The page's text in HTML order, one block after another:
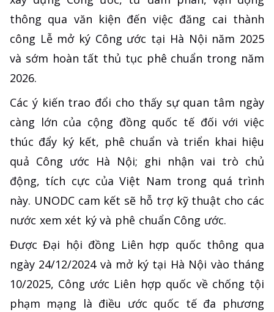
thông qua văn kiện đến việc đăng cai thành
công Lễ mở ký Công ước tại Hà Nội năm 2025
và sớm hoàn tất thủ tục phê chuẩn trong năm
2026.
Các ý kiến trao đổi cho thấy sự quan tâm ngày
càng lớn của cộng đồng quốc tế đối với việc
thúc đẩy ký kết, phê chuẩn và triển khai hiệu
quả Công ước Hà Nội; ghi nhận vai trò chủ
động, tích cực của Việt Nam trong quá trình
này. UNODC cam kết sẽ hỗ trợ kỹ thuật cho các
nước xem xét ký và phê chuẩn Công ước.
Được Đại hội đồng Liên hợp quốc thông qua
ngày 24/12/2024 và mở ký tại Hà Nội vào tháng
10/2025, Công ước Liên hợp quốc về chống tội
phạm mạng là điều ước quốc tế đa phương